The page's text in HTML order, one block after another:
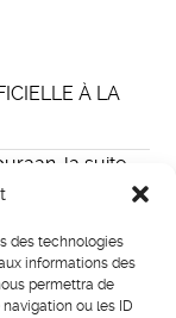
des technologies
informations des
permettra de
ou les ID
À LA
la suite
Dead :